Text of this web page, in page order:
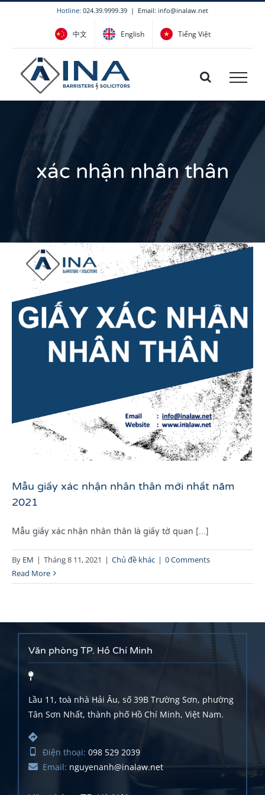
Hotline: 024.39.9999.39 | Email: info@inalaw.net
中文 English Tiếng Việt
xác nhận nhân thân
Mẫu giấy xác nhận nhân thân mới nhất năm
2021
Mẫu giấy xác nhận nhân thân là giấy tờ quan [...]
By EM | Tháng 8 11, 2021 | Chủ đề khác | 0 Comments
Read More
Văn phòng TP. Hồ Chí Minh
Lầu 11, toà nhà Hải Âu, số 39B Trường Sơn, phường
Tân Sơn Nhất, thành phố Hồ Chí Minh, Việt Nam.
Điện thoại: 098 529 2039
Email: nguyenanh@inalaw.net